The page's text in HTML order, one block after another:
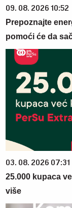
09. 08. 2026 10:52
Prepoznajte
pomoći će da
03. 08. 2026 07:31
25.000 kupaca
više